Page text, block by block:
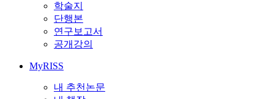
학술지
단행본
연구보고서
공개강의
MyRISS
내 추천논문